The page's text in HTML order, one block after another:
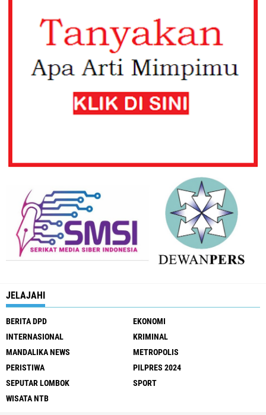
JELAJAHI
BERITA DPD
EKONOMI
INTERNASIONAL
KRIMINAL
MANDALIKA NEWS
METROPOLIS
PERISTIWA
PILPRES 2024
SEPUTAR LOMBOK
SPORT
WISATA NTB